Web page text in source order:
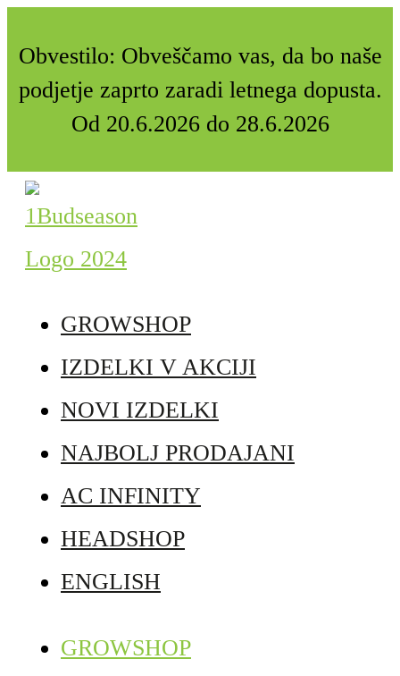
Obvestilo: Obveščamo vas, da bo naše
podjetje zaprto zaradi letnega dopusta.
Od 20.6.2026 do 28.6.2026
GROWSHOP
IZDELKI V AKCIJI
NOVI IZDELKI
NAJBOLJ PRODAJANI
AC INFINITY
HEADSHOP
ENGLISH
GROWSHOP